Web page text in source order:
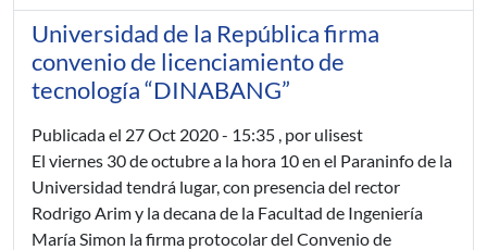
Universidad de la República firma
convenio de licenciamiento de
tecnología “DINABANG”
Publicada el 27 Oct 2020 - 15:35 , por ulisest
El viernes 30 de octubre a la hora 10 en el Paraninfo de la
Universidad tendrá lugar, con presencia del rector
Rodrigo Arim y la decana de la Facultad de Ingeniería
María Simon la firma protocolar del Convenio de